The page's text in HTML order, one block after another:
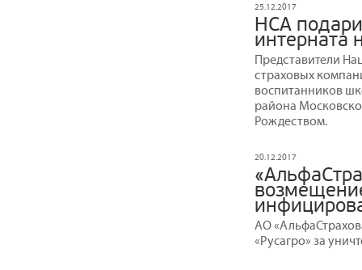
25.12.2017
НСА
интерната
Представители
страховых
воспитанников
района
Рождеством.
20.12.2017
АО
«Русагро» за